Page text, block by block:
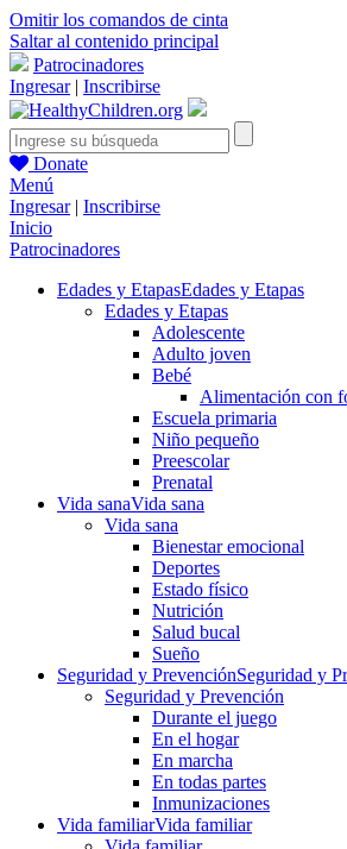
Omitir los comandos de cinta
Saltar al contenido principal
Patrocinadores
Ingresar| Inscribirse
Donate
Menú
Ingresar| Inscribirse
Inicio
Patrocinadores
Edades y EtapasEdades y Etapas
Edades y Etapas
Adolescente
Adulto joven
Bebé
Alimentación con
Escuela primaria
Niño pequeño
Preescolar
Prenatal
Vida sanaVida sana
Vida sana
Bienestar emocional
Deportes
Estado físico
Nutrición
Salud bucal
Sueño
Seguridad y PrevenciónSeguridad y
Seguridad y Prevención
Durante el juego
En el hogar
En marcha
En todas partes
Inmunizaciones
Vida familiarVida familiar